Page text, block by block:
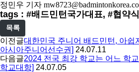
정민우 기자
tags : #배드민턴국가대표, #협약식
목록
이전글대한민국 주니어 배드민턴, 아쉽
아시아주니어선수권] 24.07.11
다음글2024 전국 최강 학교는 어느 학
학교대항] 24.07.05